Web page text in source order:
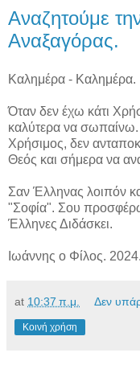
Αναζητούμε
Αναξαγόρας.
Καλημέρα - Καλημέρα.
Όταν δεν έχω κάτι
καλύτερα να
Χρήσιμος, δεν
Θεός και σήμερα να
Σαν Έλληνας λοιπόν
"Σοφία". Σου προσφέρω
Έλληνες Διδάσκει.
Ιωάννης ο Φίλος. 2024.
at 10:37 π.μ. Δεν
Κοινή χρήση